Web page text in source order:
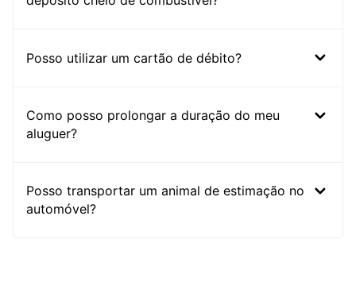
Posso utilizar um cartão de débito?
Como posso prolongar a duração do meu
aluguer?
Posso transportar um animal de estimação no
automóvel?